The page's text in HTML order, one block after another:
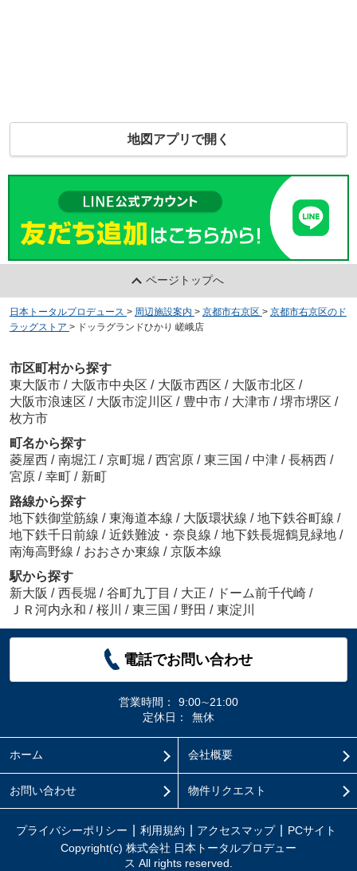
地図アプリで開く
ページトップへ
日本トータルプロデュース > 周辺施設案内 > 京都市右京区 > 京都市右京区のド
ラッグストア > ドッラグランドひかり 嵯峨店
市区町村から探す
東大阪市 / 大阪市中央区 / 大阪市西区 / 大阪市北区 /
大阪市浪速区 / 大阪市淀川区 / 豊中市 / 大津市 / 堺市堺区 /
枚方市
町名から探す
菱屋西 / 南堀江 / 京町堀 / 西宮原 / 東三国 / 中津 / 長柄西 /
宮原 / 幸町 / 新町
路線から探す
地下鉄御堂筋線 / 東海道本線 / 大阪環状線 / 地下鉄谷町線 /
地下鉄千日前線 / 近鉄難波・奈良線 / 地下鉄長堀鶴見緑地 /
南海高野線 / おおさか東線 / 京阪本線
駅から探す
新大阪 / 西長堀 / 谷町九丁目 / 大正 / ドーム前千代崎 /
ＪＲ河内永和 / 桜川 / 東三国 / 野田 / 東淀川
電話でお問い合わせ
営業時間：
9:00∼21:00
定休日：
無休
ホーム 会社概要
お問い合わせ 物件リクエスト
プライバシーポリシー 利用規約 アクセスマップ
PCサイト
Copyright(c) 株式会社 日本トータルプロデュー
ス All rights reserved.